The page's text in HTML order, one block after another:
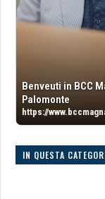
Benveuti in BCC
Palomonte
https://
IN QUESTA